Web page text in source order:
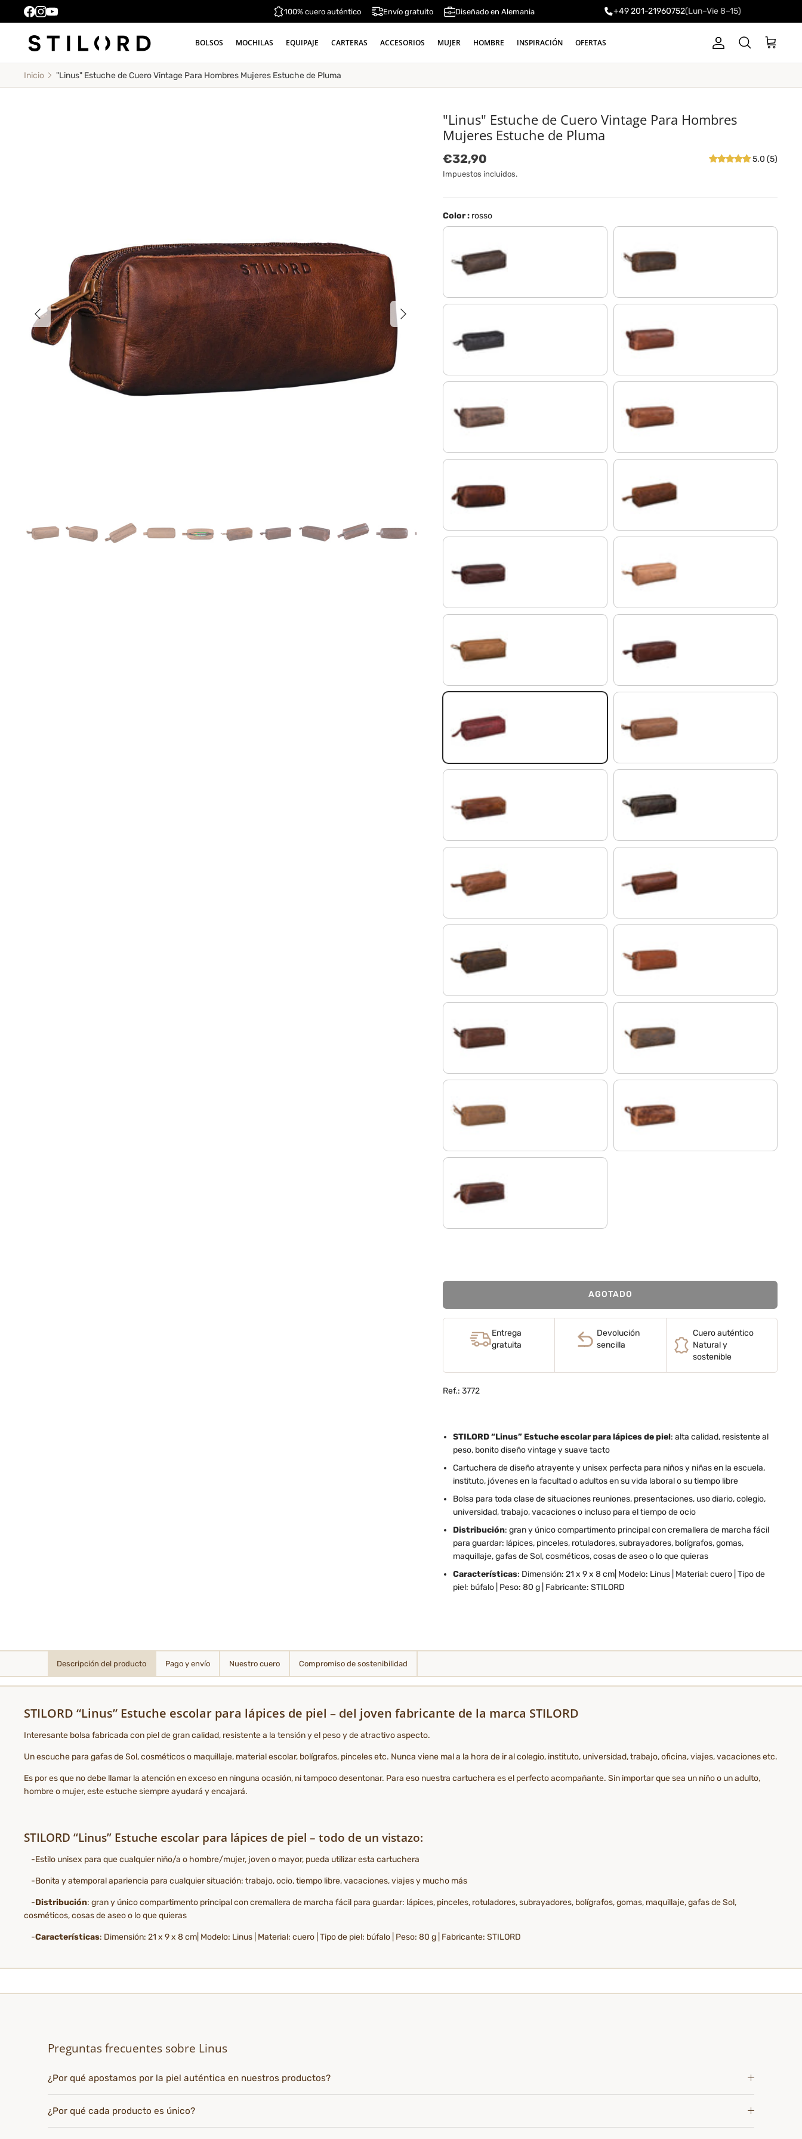
100% cuero auténtico Envío gratuito Diseñado en Alemania +49 201-21960752(Lun–Vie 8–15)
BOLSOS MOCHILAS EQUIPAJE CARTERAS ACCESORIOS MUJER HOMBRE INSPIRACIÓN OFERTAS CuentaBuscar Carrito
Inicio "Linus" Estuche de Cuero Vintage Para Hombres Mujeres Estuche de Pluma
Anterior Siguiente
"Linus" Estuche de Cuero Vintage Para Hombres
Mujeres Estuche de Pluma
Precio normal
€32,90
Impuestos incluidos.
5.0 (5)
Color : rosso
marrón oscuro - opaco zamora - marrón
negro porto - marrón
veleta - marrón andorra - marrón
cognac marrón oscuro cognac-marrón
ébano - marrón modena- marrón
silla - marrón chocolate - marrón
rosso cognac - marrón claro
marrón antico morino- marrón
cognac - brillante maraska - marrón
colorado - marrón cannes - marrón
maraska - marrón oscuro calais - marrón
tan marrón - oscuro napoli - marrón
florida - marrón
AGOTADO
Entrega
gratuita
Devolución
sencilla
Cuero auténtico
Natural y
sostenible
Ref.: 3772
STILORD “Linus” Estuche escolar para lápices de piel: alta calidad, resistente al
peso, bonito diseño vintage y suave tacto
Cartuchera de diseño atrayente y unisex perfecta para niños y niñas en la escuela,
instituto, jóvenes en la facultad o adultos en su vida laboral o su tiempo libre
Bolsa para toda clase de situaciones reuniones, presentaciones, uso diario, colegio,
universidad, trabajo, vacaciones o incluso para el tiempo de ocio
Distribución: gran y único compartimento principal con cremallera de marcha fácil
para guardar: lápices, pinceles, rotuladores, subrayadores, bolígrafos, gomas,
maquillaje, gafas de Sol, cosméticos, cosas de aseo o lo que quieras
Características: Dimensión: 21 x 9 x 8 cm| Modelo: Linus | Material: cuero | Tipo de
piel: búfalo | Peso: 80 g | Fabricante: STILORD
Descripción del producto Pago y envío Nuestro cuero Compromiso de sostenibilidad
STILORD “Linus” Estuche escolar para lápices de piel – del joven fabricante de la marca STILORD
Interesante bolsa fabricada con piel de gran calidad, resistente a la tensión y el peso y de atractivo aspecto.
Un escuche para gafas de Sol, cosméticos o maquillaje, material escolar, bolígrafos, pinceles etc. Nunca viene mal a la hora de ir al colegio, instituto, universidad, trabajo, oficina, viajes, vacaciones etc.
Es por es que no debe llamar la atención en exceso en ninguna ocasión, ni tampoco desentonar. Para eso nuestra cartuchera es el perfecto acompañante. Sin importar que sea un niño o un adulto,
hombre o mujer, este estuche siempre ayudará y encajará.
STILORD “Linus” Estuche escolar para lápices de piel – todo de un vistazo:
-Estilo unisex para que cualquier niño/a o hombre/mujer, joven o mayor, pueda utilizar esta cartuchera
-Bonita y atemporal apariencia para cualquier situación: trabajo, ocio, tiempo libre, vacaciones, viajes y mucho más
-Distribución: gran y único compartimento principal con cremallera de marcha fácil para guardar: lápices, pinceles, rotuladores, subrayadores, bolígrafos, gomas, maquillaje, gafas de Sol,
cosméticos, cosas de aseo o lo que quieras
-Características: Dimensión: 21 x 9 x 8 cm| Modelo: Linus | Material: cuero | Tipo de piel: búfalo | Peso: 80 g | Fabricante: STILORD
Preguntas frecuentes sobre Linus
¿Por qué apostamos por la piel auténtica en nuestros productos?
¿Por qué cada producto es único?